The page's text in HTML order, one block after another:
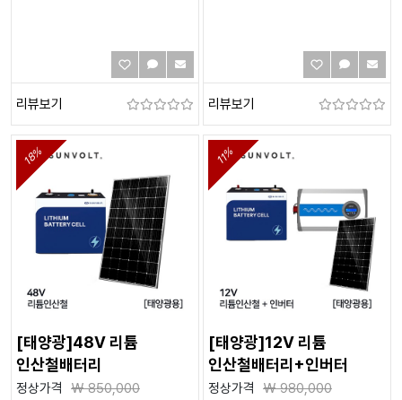
리뷰보기 리뷰보기
18%
[태양광]48V 리튬
인산철배터리
정상가격 ₩850,000
11%
[태양광]12V 리튬
인산철배터리+인버터
정상가격 ₩980,000